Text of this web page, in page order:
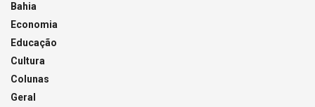
Bahia
Economia
Educação
Cultura
Colunas
Geral